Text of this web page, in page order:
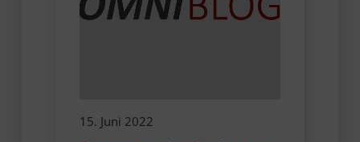
15. Juni 2022